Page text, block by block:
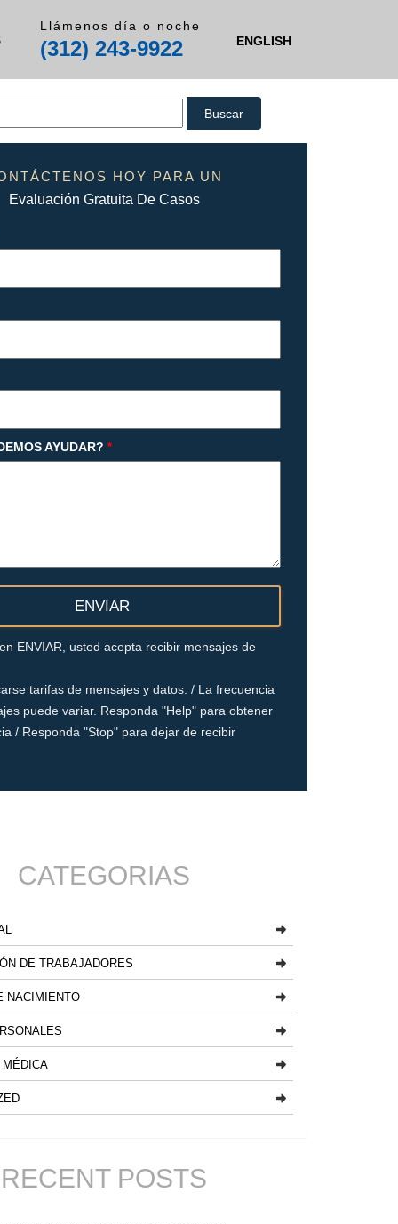
Llámenos día o noche
(312) 243-9922 ENGLISH
HOY PARA UN
Evaluación Gratuita De Casos
AYUDAR? *
ENVIAR, usted acepta recibir mensajes de
tarifas de mensajes y datos. / La frecuencia
puede variar. Responda "Help" para obtener
/ Responda "Stop" para dejar de recibir
CATEGORIAS
DE TRABAJADORES
NACIMIENTO
MÉDICA
RECENT POSTS